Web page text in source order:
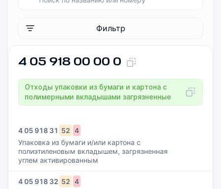
Фильтр
4 05 918 00 00 0
Отходы упаковки из бумаги и картона с
полимерными вкладышами загрязненные
405 918 31 52 4
Упаковка из бумаги и/или картона с
полиэтиленовым вкладышем, загрязненная
углем активированным
405 918 32 52 4